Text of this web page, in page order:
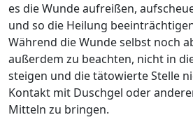
es die Wunde aufreißen,
und so die Heilung
Während die Wunde selbst noch
außerdem zu beachten, nicht in
steigen und die tätowierte Stelle
Kontakt mit Duschgel oder
Mitteln zu bringen.